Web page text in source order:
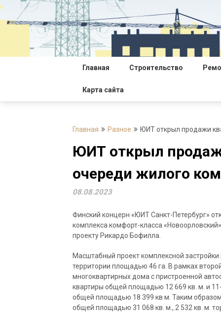
Перейти
содержимому
Главная Строительство
Карта сайта
Главная Разное ЮИТ открыл продажи
ЮИТ открыл
очереди жилого
08.08.2023
Финский концерн «ЮИТ Санкт-Петербург»
комплекса комфорт-класса
проекту Рикардо Бофилла.
Масштабный проект комплексной
территории площадью 46 га. В рамках
многоквартирных дома с пристроенной
квартиры общей площадью 12 669 кв. м. и
общей площадью 18 399 кв м. Таким
общей площадью 31 068 кв. м., 2 532 кв. м.